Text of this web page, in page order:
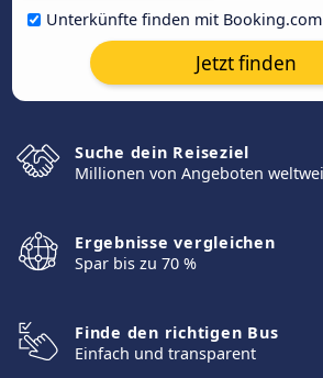
Unterkünfte finden mit Booking.com
Jetzt finden
Suche dein Reiseziel
Millionen von Angeboten
Ergebnisse vergleichen
Spar bis zu 70 %
Finde den richtigen Bus
Einfach und transparent